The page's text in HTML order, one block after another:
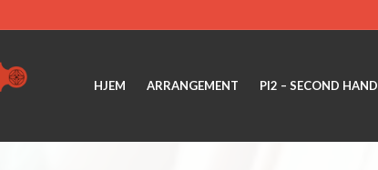
HJEM ARRANGEMENT PI2 – SECOND HAND